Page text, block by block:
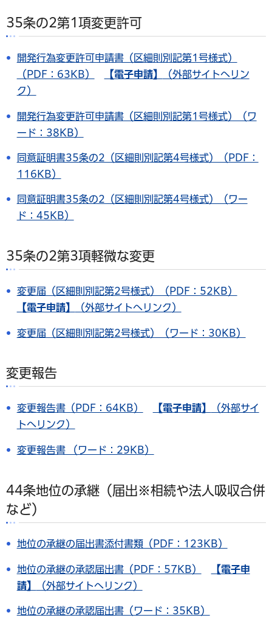
35条の2第1項変更許可
開発行為変更許可申請書（区細則別記第1号様式）
（PDF：63KB）
【電子申請】
（外部サイトへリン
ク）
開発行為変更許可申請書（区細則別記第1号様式）（ワ
ード：38KB）
同意証明書35条の2（区細則別記第4号様式）（PDF：
116KB）
同意証明書35条の2（区細則別記第4号様式）（ワー
ド：45KB）
35条の2第3項軽微な変更
変更届（区細則別記第2号様式）（PDF：52KB）
【電子申請】
（外部サイトへリンク）
変更届（区細則別記第2号様式）（ワード：30KB）
変更報告
変更報告書（PDF：64KB） 【電子申請】
（外部サイ
トへリンク）
変更報告書 （ワード：29KB）
44条地位の承継（届出※相続や法人吸収合併
など）
地位の承継の届出書添付書類（PDF：123KB）
地位の承継の承認届出書（PDF：57KB）
【電子申
請】
（外部サイトへリンク）
地位の承継の承認届出書（ワード：35KB）